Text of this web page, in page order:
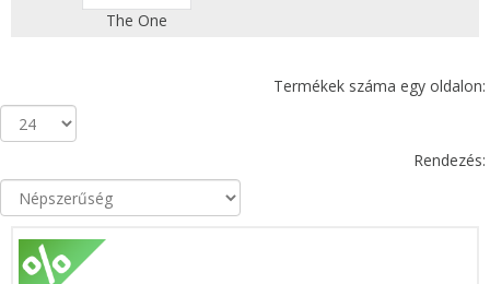
The One
Termékek száma egy oldalon:
Rendezés: